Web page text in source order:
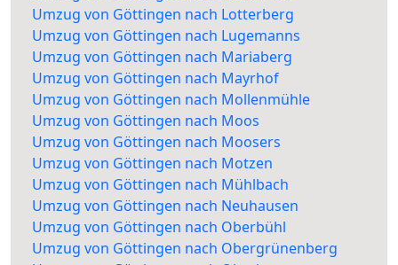
Umzug von Göttingen nach Lotterberg
Umzug von Göttingen nach Lugemanns
Umzug von Göttingen nach Mariaberg
Umzug von Göttingen nach Mayrhof
Umzug von Göttingen nach Mollenmühle
Umzug von Göttingen nach Moos
Umzug von Göttingen nach Moosers
Umzug von Göttingen nach Motzen
Umzug von Göttingen nach Mühlbach
Umzug von Göttingen nach Neuhausen
Umzug von Göttingen nach Oberbühl
Umzug von Göttingen nach Obergrünenberg